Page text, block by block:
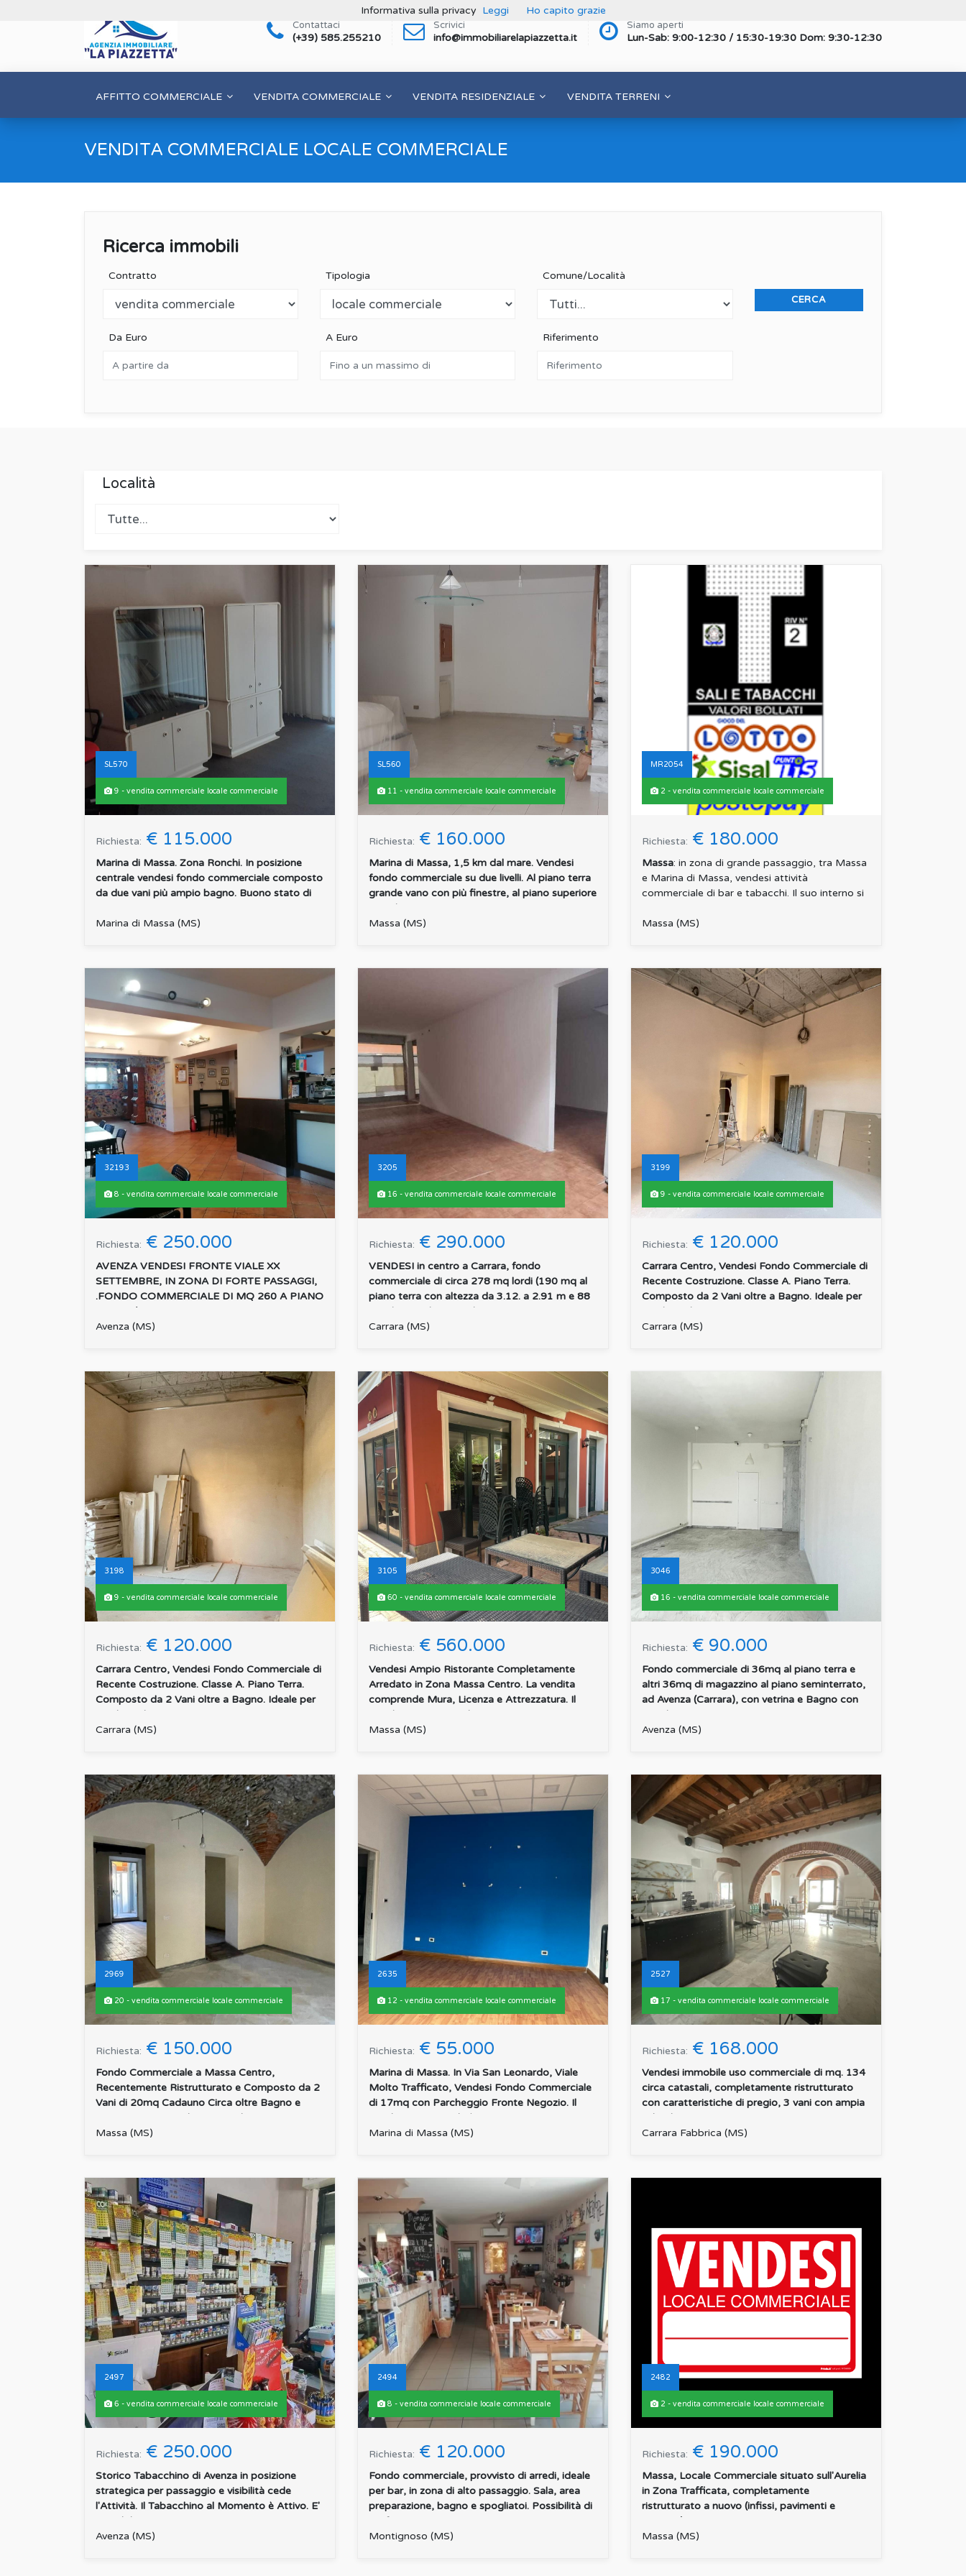
Contattaci
(+39) 585.255210
Scrivici
info@immobiliarelapiazzetta.it
Siamo aperti
Lun-Sab: 9:00-12:30 / 15:30-19:30 Dom: 9:30-12:30
AFFITTO COMMERCIALE VENDITA COMMERCIALE VENDITA RESIDENZIALE VENDITA TERRENI
VENDITA COMMERCIALE LOCALE COMMERCIALE
Ricerca immobili
Contratto Tipologia Comune/Località
Da Euro A Euro Riferimento
Località
SL570
9 - vendita commerciale locale commerciale
Richiesta: € 115.000
Marina di Massa. Zona Ronchi. In posizione
centrale vendesi fondo commerciale composto
da due vani più ampio bagno. Buono stato di
Marina di Massa (MS)
SL560
11 - vendita commerciale locale commerciale
Richiesta: € 160.000
Marina di Massa, 1,5 km dal mare. Vendesi
fondo commerciale su due livelli. Al piano terra
grande vano con più finestre, al piano superiore
piccola s...
Massa (MS)
MR2054
2 - vendita commerciale locale commerciale
Richiesta: € 180.000
Massa: in zona di grande passaggio, tra Massa
e Marina di Massa, vendesi attività
commerciale di bar e tabacchi. Il suo interno si
Massa (MS)
32193
8 - vendita commerciale locale commerciale
Richiesta: € 250.000
AVENZA VENDESI FRONTE VIALE XX
SETTEMBRE, IN ZONA DI FORTE PASSAGGI,
.FONDO COMMERCIALE DI MQ 260 A PIANO
TERRA /SEMINTERRATO, DIVISO IN DUE
GRANDI SA...
Avenza (MS)
3205
16 - vendita commerciale locale commerciale
Richiesta: € 290.000
VENDESI in centro a Carrara, fondo
commerciale di circa 278 mq lordi (190 mq al
piano terra con altezza da 3.12. a 2.91 m e 88
mq di soppalco con alte...
Carrara (MS)
3199
9 - vendita commerciale locale commerciale
Richiesta: € 120.000
Carrara Centro, Vendesi Fondo Commerciale di
Recente Costruzione. Classe A. Piano Terra.
Composto da 2 Vani oltre a Bagno. Ideale per
Studi Medici o P...
Carrara (MS)
3198
9 - vendita commerciale locale commerciale
Richiesta: € 120.000
Carrara Centro, Vendesi Fondo Commerciale di
Recente Costruzione. Classe A. Piano Terra.
Composto da 2 Vani oltre a Bagno. Ideale per
Studi Medici o P...
Carrara (MS)
3105
60 - vendita commerciale locale commerciale
Richiesta: € 560.000
Vendesi Ampio Ristorante Completamente
Arredato in Zona Massa Centro. La vendita
comprende Mura, Licenza e Attrezzatura. Il
Locale si Compone di Due A...
Massa (MS)
3046
16 - vendita commerciale locale commerciale
Richiesta: € 90.000
Fondo commerciale di 36mq al piano terra e
altri 36mq di magazzino al piano seminterrato,
ad Avenza (Carrara), con vetrina e Bagno con
spogliatoio. Ri...
Avenza (MS)
2969
20 - vendita commerciale locale commerciale
Richiesta: € 150.000
Fondo Commerciale a Massa Centro,
Recentemente Ristrutturato e Composto da 2
Vani di 20mq Cadauno Circa oltre Bagno e
Magazzino. Seconda uscita sul Re...
Massa (MS)
2635
12 - vendita commerciale locale commerciale
Richiesta: € 55.000
Marina di Massa. In Via San Leonardo, Viale
Molto Trafficato, Vendesi Fondo Commerciale
di 17mq con Parcheggio Fronte Negozio. Il
Fondo Commerciale è...
Marina di Massa (MS)
2527
17 - vendita commerciale locale commerciale
Richiesta: € 168.000
Vendesi immobile uso commerciale di mq. 134
circa catastali, completamente ristrutturato
con caratteristiche di pregio, 3 vani con ampia
sala, doppi s...
Carrara Fabbrica (MS)
2497
6 - vendita commerciale locale commerciale
Richiesta: € 250.000
Storico Tabacchino di Avenza in posizione
strategica per passaggio e visibilità cede
l'Attività. Il Tabacchino al Momento è Attivo. E'
Possibile Vi...
Avenza (MS)
2494
8 - vendita commerciale locale commerciale
Richiesta: € 120.000
Fondo commerciale, provvisto di arredi, ideale
per bar, in zona di alto passaggio. Sala, area
preparazione, bagno e spogliatoi. Possibilità di
usufru...
Montignoso (MS)
2482
2 - vendita commerciale locale commerciale
Richiesta: € 190.000
Massa, Locale Commerciale situato sull'Aurelia
in Zona Trafficata, completamente
ristrutturato a nuovo (infissi, pavimenti e
impianti), con 3 vetrine ...
Massa (MS)
Informativa sulla privacy Leggi Ho capito grazie